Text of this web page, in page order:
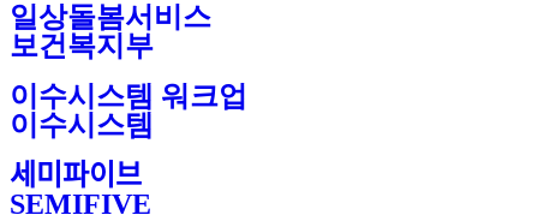
일상돌봄서비스
보건복지부
이수시스템 워크업
이수시스템
세미파이브
SEMIFIVE